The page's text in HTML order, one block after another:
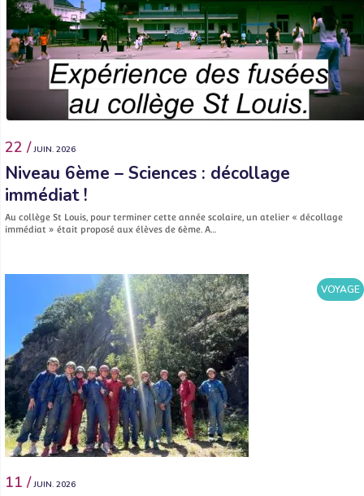
22 / JUIN. 2026
Niveau 6ème – Sciences : décollage
immédiat !
Au collège St Louis, pour terminer cette année scolaire, un atelier « décollage
immédiat » était proposé aux élèves de 6ème. A…
VOYAGE
11 / JUIN. 2026